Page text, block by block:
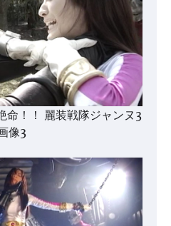
命！！ 麗装戦隊ジャンヌ3
像3